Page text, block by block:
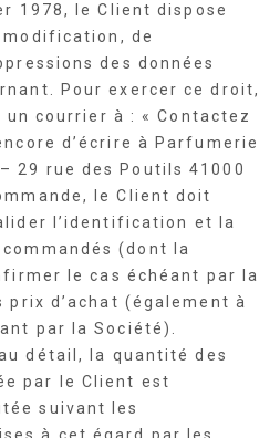
1978, le Client dispose
modification, de
des données
Pour exercer ce droit,
courrier à : « Contactez
d’écrire à Parfumerie
29 rue des Poutils 41000
le Client doit
l’identification et la
(dont la
le cas échéant par la
d’achat (également à
par la Société).
détail, la quantité des
par le Client est
suivant les